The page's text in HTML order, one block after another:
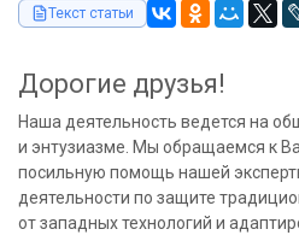
Текст статьи
Дорогие друзья!
Наша деятельность ведется на
и энтузиазме. Мы обращаемся к
посильную помощь нашей
деятельности по защите
от западных технологий и